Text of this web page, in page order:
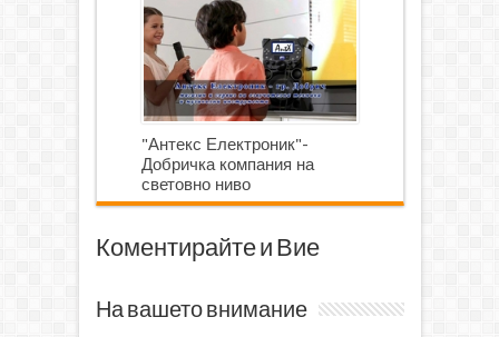
"Антекс Електроник"-
Добричка компания на
световно ниво
Коментирайте и Вие
На вашето внимание